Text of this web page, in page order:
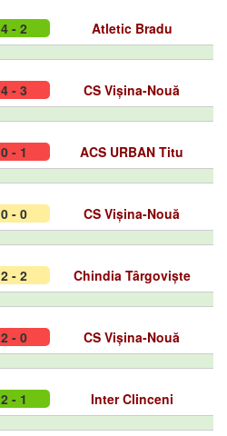
4 - 2 Atletic Bradu
4 - 3 CS Vișina-Nouă
0 - 1 ACS URBAN Titu
0 - 0 CS Vișina-Nouă
2 - 2 Chindia Târgoviște
2 - 0 CS Vișina-Nouă
2 - 1 Inter Clinceni